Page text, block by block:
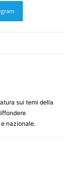
sui temi della
nazionale.